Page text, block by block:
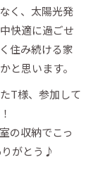
く、太陽光発
快適に過ごせ
住み続ける家
と思います。
T様、参加して
の収納でこっ
りがとう♪